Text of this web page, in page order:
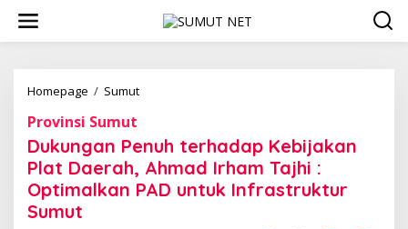
w
Homepage / Sumut
u
n
a
Provinsi Sumut
Dukungan Penuh terhadap Kebijakan
Plat Daerah, Ahmad Irham Tajhi :
Optimalkan PAD untuk Infrastruktur
Sumut